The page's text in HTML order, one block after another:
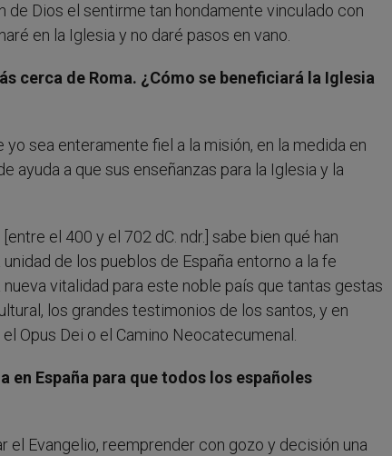
de Dios el sentirme tan hondamente vinculado con
en la Iglesia y no daré pasos en vano.
cerca de Roma. ¿Cómo se beneficiará la Iglesia
sea enteramente fiel a la misión, en la medida en
ayuda a que sus enseñanzas para la Iglesia y la
el 400 y el 702 dC. ndr.] sabe bien qué han
de los pueblos de España entorno a la fe
vitalidad para este noble país que tantas gestas
los grandes testimonios de los santos, y en
Opus Dei o el Camino Neocatecumenal.
en España para que todos los españoles
el Evangelio, reemprender con gozo y decisión una